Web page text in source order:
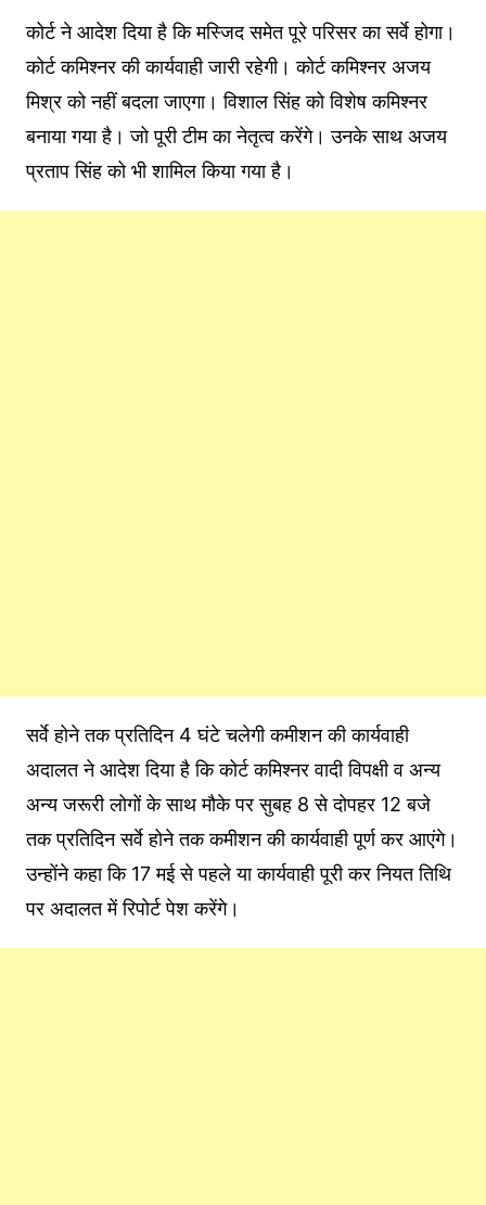
कोर्ट ने आदेश दिया है कि मस्जिद समेत पूरे परिसर का सर्वे होगा।
कोर्ट कमिश्नर की कार्यवाही जारी रहेगी। कोर्ट कमिश्नर अजय
मिश्र को नहीं बदला जाएगा। विशाल सिंह को विशेष कमिश्नर
बनाया गया है। जो पूरी टीम का नेतृत्व करेंगे। उनके साथ अजय
प्रताप सिंह को भी शामिल किया गया है।
सर्वे होने तक प्रतिदिन 4 घंटे चलेगी कमीशन की कार्यवाही
अदालत ने आदेश दिया है कि कोर्ट कमिश्नर वादी विपक्षी व अन्य
अन्य जरूरी लोगों के साथ मौके पर सुबह 8 से दोपहर 12 बजे
तक प्रतिदिन सर्वे होने तक कमीशन की कार्यवाही पूर्ण कर आएंगे।
उन्होंने कहा कि 17 मई से पहले या कार्यवाही पूरी कर नियत तिथि
पर अदालत में रिपोर्ट पेश करेंगे।